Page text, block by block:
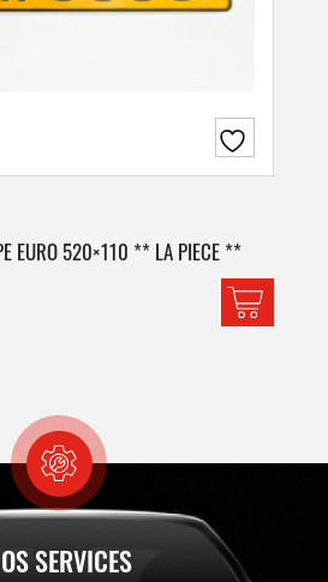
EURO 520×110 ** LA PIECE **
SERVICES